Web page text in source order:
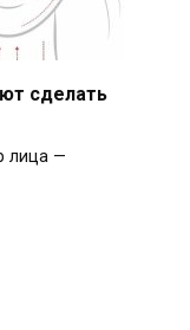
сделать
лица —